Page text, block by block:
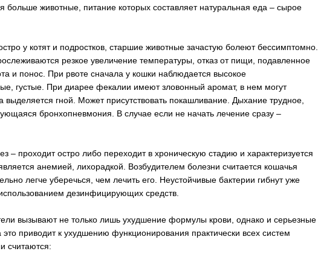
больше животные, питание которых составляет натуральная еда – сырое
у котят и подростков, старшие животные зачастую болеют бессимптомно.
резкое увеличение температуры, отказ от пищи, подавленное
и понос. При рвоте сначала у кошки наблюдается высокое
густые. При диарее фекалии имеют зловонный аромат, в нем могут
выделяется гной. Может присутствовать покашливание. Дыхание трудное,
бронхопневмония. В случае если не начать лечение сразу –
проходит остро либо переходит в хроническую стадию и характеризуется
анемией, лихорадкой. Возбудителем болезни считается кошачья
легче уберечься, чем лечить его. Неустойчивые бактерии гибнут уже
дезинфицирующих средств.
вызывают не только лишь ухудшение формулы крови, однако и серьезные
приводит к ухудшению функционирования практически всех систем
считаются: